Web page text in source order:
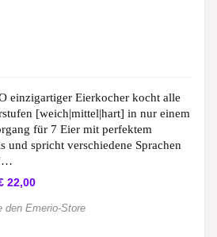
einzigartiger Eierkocher kocht alle
[weich|mittel|hart] in nur einem
für 7 Eier mit perfektem
und spricht verschiedene Sprachen
22,00
den Emerio-Store